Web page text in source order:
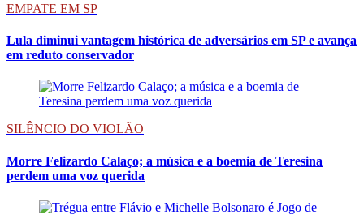
EMPATE EM SP
Lula diminui vantagem histórica de adversários em SP e avança
em reduto conservador
SILÊNCIO DO VIOLÃO
Morre Felizardo Calaço; a música e a boemia de Teresina
perdem uma voz querida